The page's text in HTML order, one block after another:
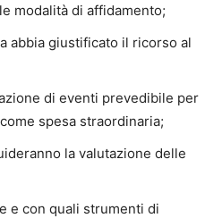
modalità di affidamento;
abbia giustificato il ricorso al
di eventi prevedibile per
spesa straordinaria;
la valutazione delle
e con quali strumenti di